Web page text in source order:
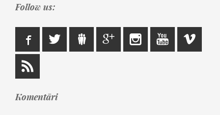
Follow us:
Komentāri